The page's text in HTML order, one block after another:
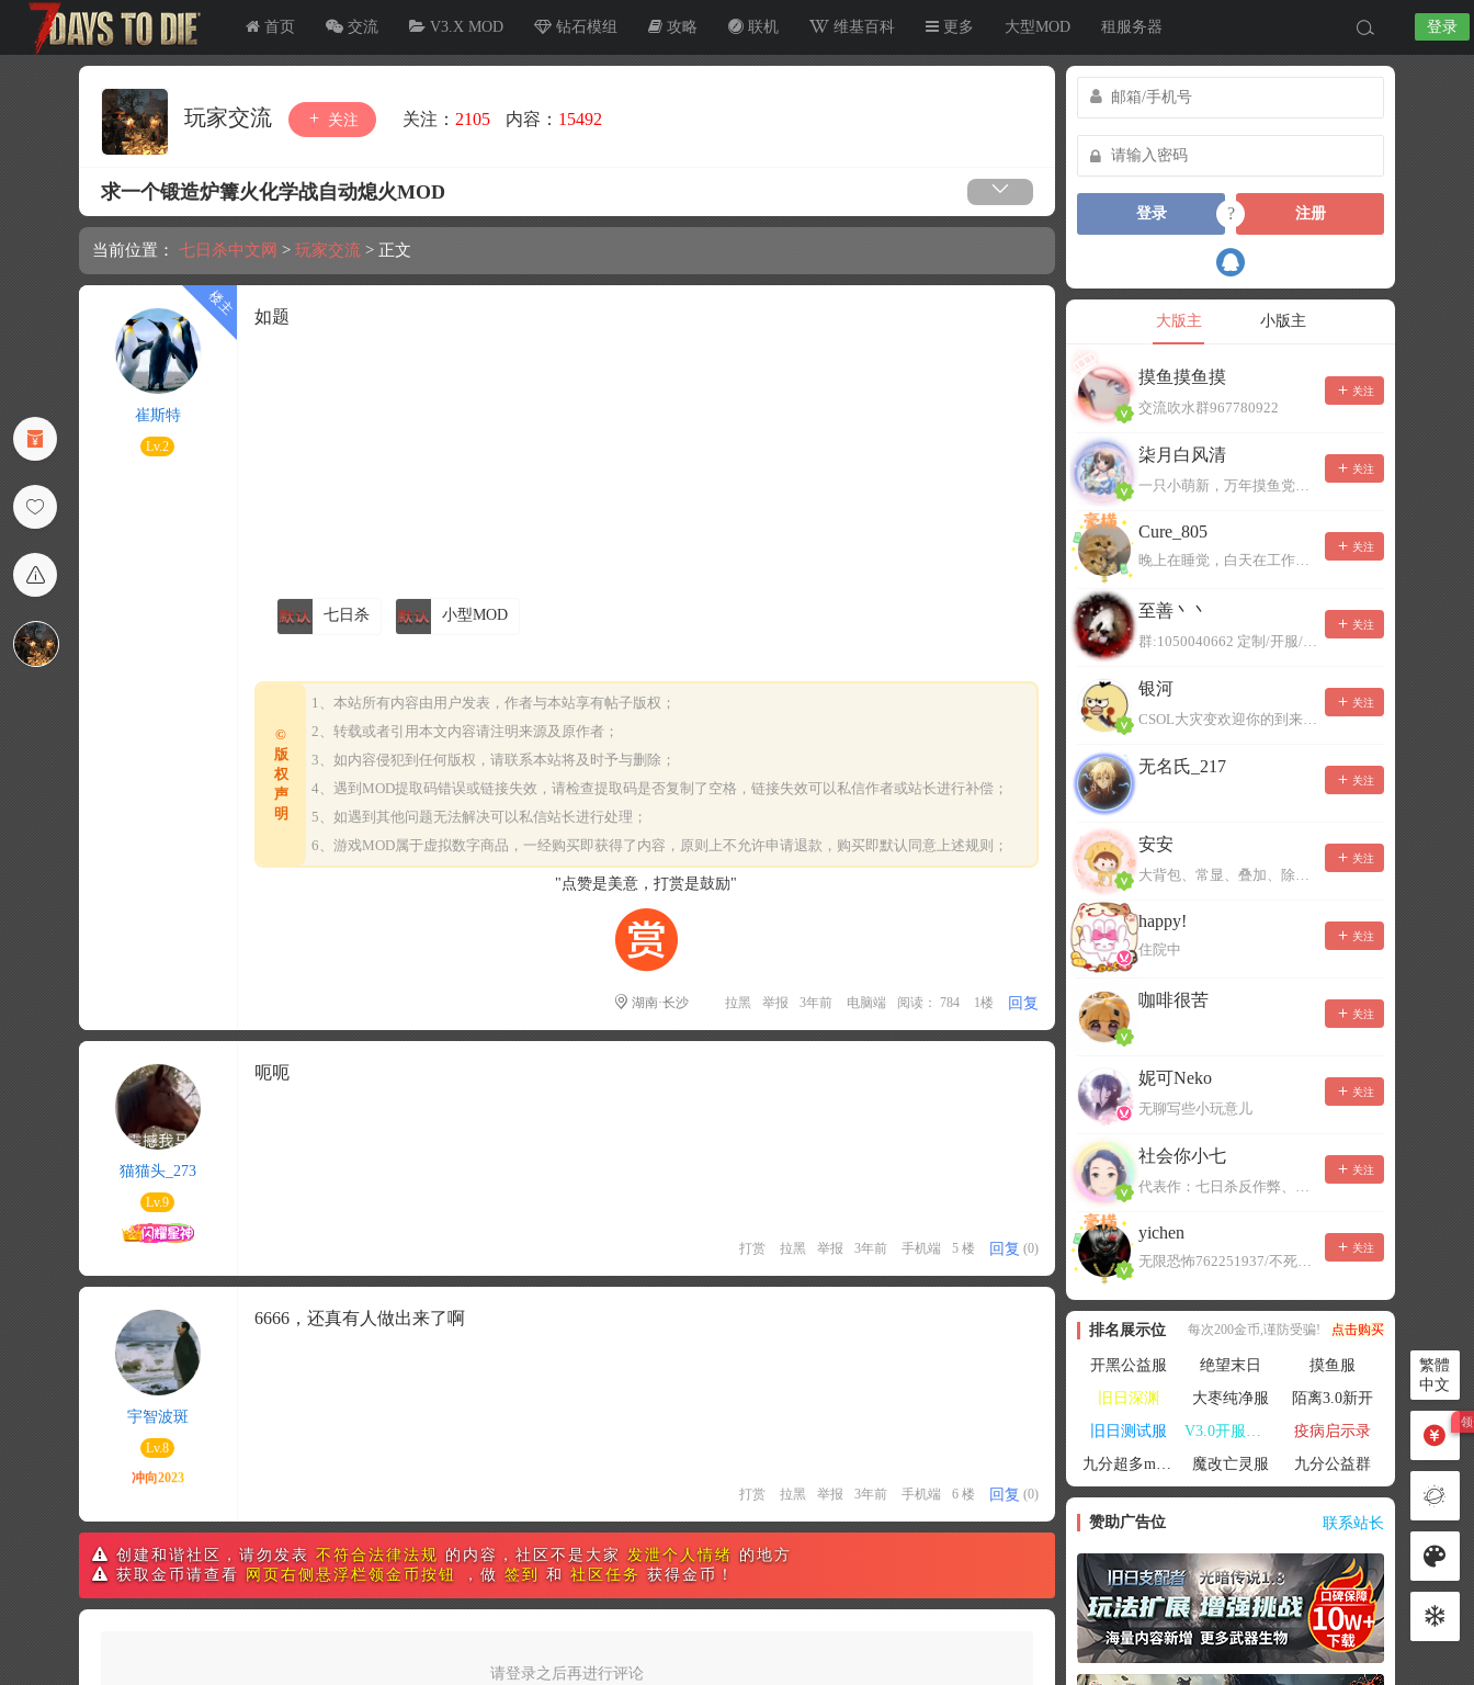
首页 交流 V3.X MOD 钻石模组 攻略 联机 维基百科 更多 大型MOD 租服务器 登录
玩家交流 关注 关注： 2105 内容： 15492
求一个锻造炉篝火化学战自动熄火MOD
当前位置： 七日杀中文网 > 玩家交流 > 正文
崔斯特
Lv.2
如题
七日杀 小型MOD
©
版
权
声
明
1、本站所有内容由用户发表，作者与本站享有帖子版权；
2、转载或者引用本文内容请注明来源及原作者；
3、如内容侵犯到任何版权，请联系本站将及时予与删除；
4、遇到MOD提取码错误或链接失效，请检查提取码是否复制了空格，链接失效可以私信作者或站长进行补偿；
5、如遇到其他问题无法解决可以私信站长进行处理；
6、游戏MOD属于虚拟数字商品，一经购买即获得了内容，原则上不允许申请退款，购买即默认同意上述规则；
"点赞是美意，打赏是鼓励"
湖南·长沙 拉黑 举报 3年前 电脑端 阅读： 784 1楼 回复
猫猫头_273
Lv.9
呃呃
打赏 拉黑 举报 3年前 手机端 5 楼 回复 (0)
宇智波斑
Lv.8
6666，还真有人做出来了啊
打赏 拉黑 举报 3年前 手机端 6 楼 回复 (0)
创建和谐社区，请勿发表 不符合法律法规 的内容，社区不是大家 发泄个人情绪 的地方
获取金币请查看
网页右侧悬浮栏领金币按钮 ，做 签到 和 社区任务 获得金币！
请登录之后再进行评论
登录 ? 注册
大版主 小版主
摸鱼摸鱼摸
交流吹水群967780922
关注
柒月白风清
一只小萌新，万年摸鱼党！已经脱坑了。。。
关注
Cure_805
晚上在睡觉，白天在工作，不一定能及时回复，有事可以留言！
关注
至善丶丶
群:1050040662 定制/开服/地图制作/价格公道
关注
银河
CSOL大灾变欢迎你的到来。QQ群：967780922
关注
无名氏_217
关注
安安
大背包、常显、叠加、除草树，唯一作者QQ383125283
关注
happy!
住院中
关注
咖啡很苦
关注
妮可Neko
无聊写些小玩意儿
关注
社会你小七
代表作：七日杀反作弊、七日杀云黑、七日杀BOT、七日杀云商城
关注
yichen
无限恐怖762251937/不死者末日1080207504
关注
排名展示位 每次200金币,谨防受骗! 点击购买
开黑公益服 绝望末日
摸鱼服
旧日深渊
大枣纯净服
陌离3.0新开
旧日测试服
V3.0开服联机
疫病启示录
九分超多mod群
魔改亡灵服 九分公益群
赞助广告位 联系站长
繁體
中文